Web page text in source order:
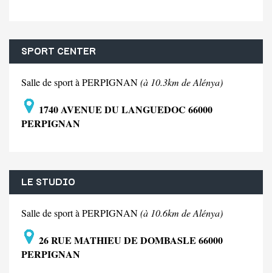
SPORT CENTER
Salle de sport à PERPIGNAN(à 10.3km de Alénya)
1740 AVENUE DU LANGUEDOC 66000
PERPIGNAN
LE STUDIO
Salle de sport à PERPIGNAN(à 10.6km de Alénya)
26 RUE MATHIEU DE DOMBASLE 66000
PERPIGNAN